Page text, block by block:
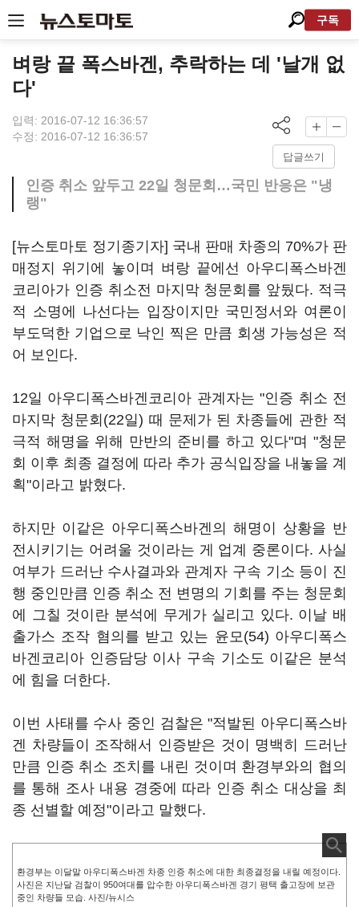
구독
벼랑 끝 폭스바겐, 추락하는 데 '날개 없
다'
입력: 2016-07-12 16:36:57
수정: 2016-07-12 16:36:57
답글쓰기
인증 취소 앞두고 22일 청문회…국민 반응은 "냉
랭"
[뉴스토마토 정기종기자] 국내 판매 차종의 70%가 판
매정지 위기에 놓이며 벼랑 끝에선 아우디폭스바겐
코리아가 인증 취소전 마지막 청문회를 앞뒀다. 적극
적 소명에 나선다는 입장이지만 국민정서와 여론이
부도덕한 기업으로 낙인 찍은 만큼 회생 가능성은 적
어 보인다.
12일 아우디폭스바겐코리아 관계자는 "인증 취소 전
마지막 청문회(22일) 때 문제가 된 차종들에 관한 적
극적 해명을 위해 만반의 준비를 하고 있다"며 "청문
회 이후 최종 결정에 따라 추가 공식입장을 내놓을 계
획"이라고 밝혔다.
하지만 이같은 아우디폭스바겐의 해명이 상황을 반
전시키기는 어려울 것이라는 게 업계 중론이다. 사실
여부가 드러난 수사결과와 관계자 구속 기소 등이 진
행 중인만큼 인증 취소 전 변명의 기회를 주는 청문회
에 그칠 것이란 분석에 무게가 실리고 있다. 이날 배
출가스 조작 혐의를 받고 있는 윤모(54) 아우디폭스
바겐코리아 인증담당 이사 구속 기소도 이같은 분석
에 힘을 더한다.
이번 사태를 수사 중인 검찰은 "적발된 아우디폭스바
겐 차량들이 조작해서 인증받은 것이 명백히 드러난
만큼 인증 취소 조치를 내린 것이며 환경부와의 협의
를 통해 조사 내용 경중에 따라 인증 취소 대상을 최
종 선별할 예정"이라고 말했다.
환경부는 이달말 아우디폭스바겐 차종 인증 취소에 대한 최종결정을 내릴 예정이다.
사진은 지난달 검찰이 950여대를 압수한 아우디폭스바겐 경기 평택 출고장에 보관
중인 차량들 모습. 사진/뉴시스